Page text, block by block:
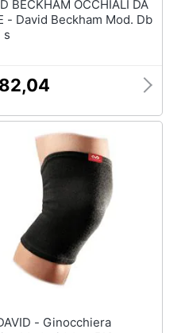
BECKHAM OCCHIALI DA
Db
s
- Ginocchiera